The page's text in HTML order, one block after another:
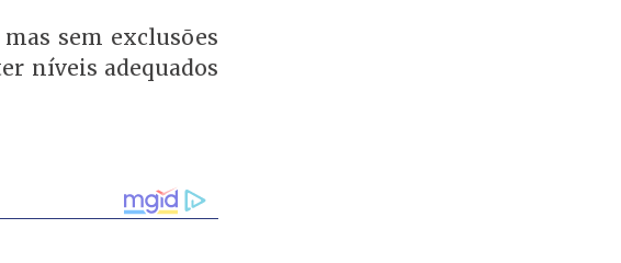
sem exclusões
níveis adequados